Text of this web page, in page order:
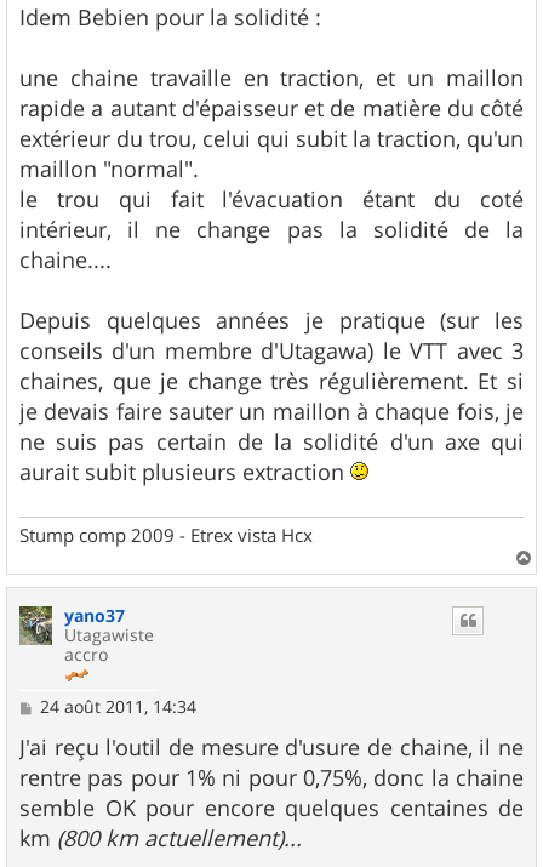
s
s
g
e
Idem Bebien pour la solidité :
une chaine travaille en traction, et un maillon
rapide a autant d'épaisseur et de matière du côté
extérieur du trou, celui qui subit la traction, qu'un
maillon "normal".
le trou qui fait l'évacuation étant du coté
intérieur, il ne change pas la solidité de la
chaine....
Depuis quelques années je pratique (sur les
conseils d'un membre d'Utagawa) le VTT avec 3
chaines, que je change très régulièrement. Et si
je devais faire sauter un maillon à chaque fois, je
ne suis pas certain de la solidité d'un axe qui
aurait subit plusieurs extraction
Stump comp 2009 - Etrex vista Hcx
a
yano37
Utagawiste
accro
M
s
s
a
g
e
24 août 2011, 14:34
J'ai reçu l'outil de mesure d'usure de chaine, il ne
rentre pas pour 1% ni pour 0,75%, donc la chaine
semble OK pour encore quelques centaines de
km (800 km actuellement)...